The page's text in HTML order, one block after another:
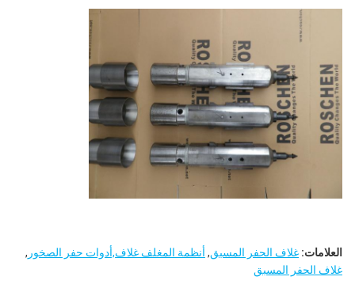
SQ
SW / SWT
UQ
UW / UWT
ZQ
ZW / ZWT
العلامات: غلاف الحفر المسبق, أنظمة المغلف غلاف,أدوات حفر الصخور ,
غلاف الحفر المسبق